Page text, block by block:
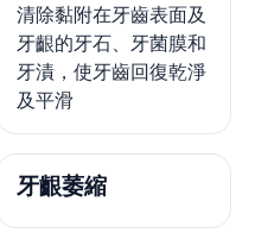
清除黏附在牙齒表面及
牙齦的牙石、牙菌膜和
牙漬，使牙齒回復乾淨
及平滑
牙齦萎縮